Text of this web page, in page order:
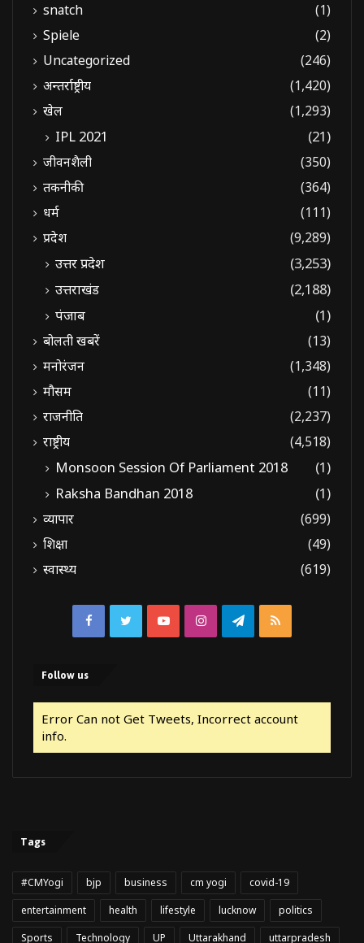
snatch
(1)
Spiele
(2)
Uncategorized
(246)
अन्तर्राष्ट्रीय
(1,420)
खेल
(1,293)
IPL 2021 (21)
जीवनशैली
(350)
तकनीकी
(364)
धर्म
(111)
प्रदेश
(9,289)
उत्तर प्रदेश
(3,253)
उत्तराखंड
(2,188)
पंजाब
(1)
बोलती खबरें
(13)
मनोरंजन
(1,348)
मौसम
(11)
राजनीति
(2,237)
राष्ट्रीय
(4,518)
Monsoon Session Of Parliament 2018
(1)
Raksha Bandhan 2018
(1)
व्यापार
(699)
शिक्षा
(49)
स्वास्थ्य
(619)
FacebookTwitterYouTubeInstagramTelegram
RSS
Follow us
Error Can not Get Tweets, Incorrect account
info.
Tags
#CMYogi bjp business cm yogi
covid-19
entertainment
health lifestyle lucknow
politics
Sports
Technology UP Uttarakhand uttarpradesh